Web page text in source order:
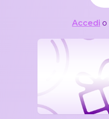
Accedi o